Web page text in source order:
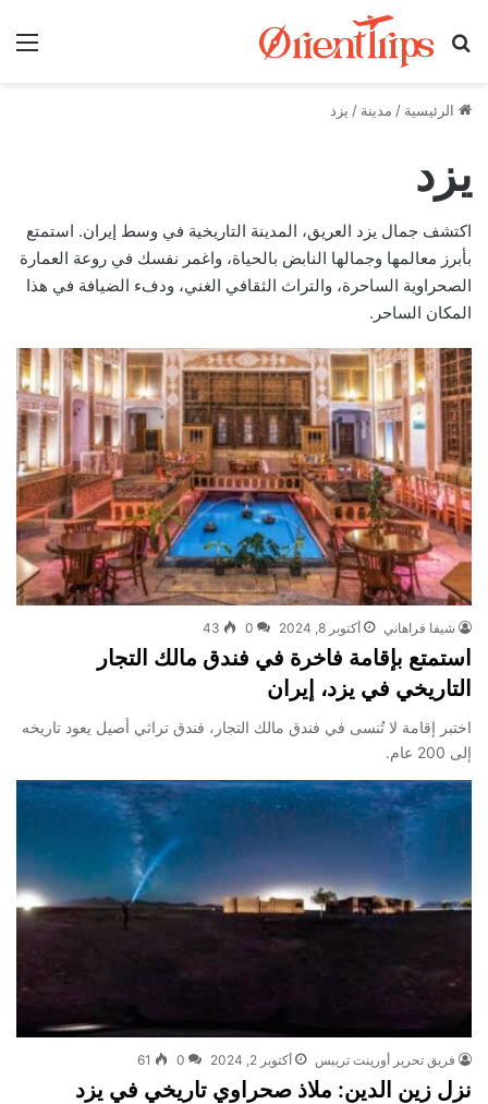
بحث عن
الرئيسية / مدينة / يزد
يزد
اكتشف جمال يزد العريق، المدينة التاريخية في وسط إيران. استمتع
بأبرز معالمها وجمالها النابض بالحياة، واغمر نفسك في روعة العمارة
الصحراوية الساحرة، والتراث الثقافي الغني، ودفء الضيافة في هذا
المكان الساحر.
شيفا فراهاني أكتوبر 8, 2024 0
43
استمتع بإقامة فاخرة في فندق مالك التجار
التاريخي في يزد، إيران
اختبر إقامة لا تُنسى في فندق مالك التجار، فندق تراثي أصيل يعود تاريخه
إلى 200 عام.
فريق تحرير أورينت تريبس أكتوبر 2, 2024 0
61
نزل زين الدين: ملاذ صحراوي تاريخي في يزد